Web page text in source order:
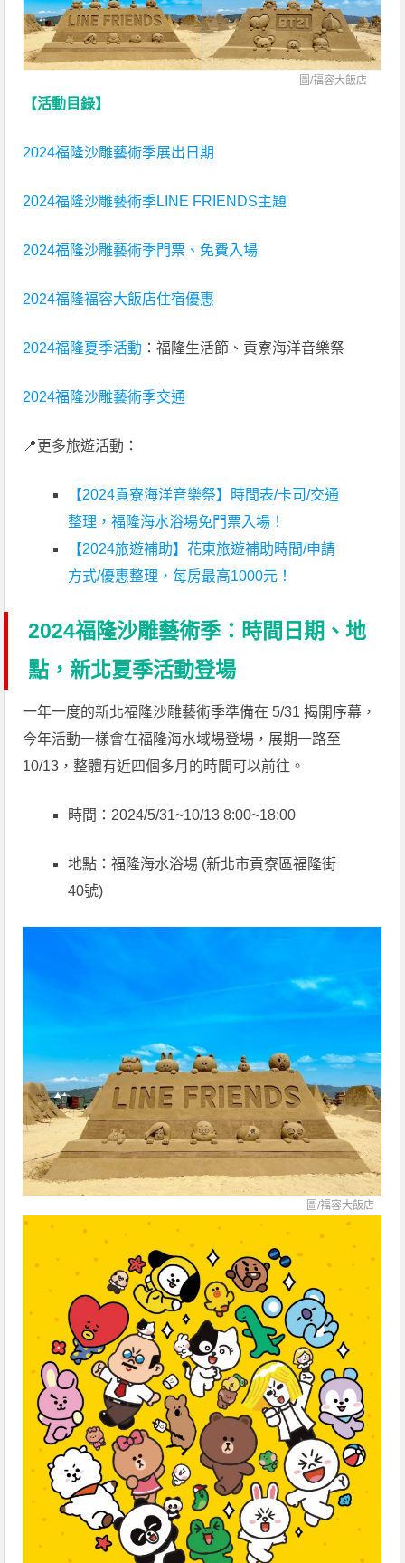
圖/福容大飯店
【活動目錄】
2024福隆沙雕藝術季展出日期
2024福隆沙雕藝術季LINE FRIENDS主題
2024福隆沙雕藝術季門票、免費入場
2024福隆福容大飯店住宿優惠
2024福隆夏季活動 ：福隆生活節、貢寮海洋音樂祭
2024福隆沙雕藝術季交通
📍更多旅遊活動：
【2024貢寮海洋音樂祭】時間表/卡司/交通
整理，福隆海水浴場免門票入場！
【2024旅遊補助】花東旅遊補助時間/申請
方式/優惠整理，每房最高1000元！
2024福隆沙雕藝術季：時間日期、地
點，新北夏季活動登場
一年一度的新北福隆沙雕藝術季準備在 5/31 揭開序幕，
今年活動一樣會在福隆海水域場登場，展期一路至
10/13，整體有近四個多月的時間可以前往。
時間：2024/5/31~10/13 8:00~18:00
地點：福隆海水浴場 (新北市貢寮區福隆街
40號)
圖/福容大飯店